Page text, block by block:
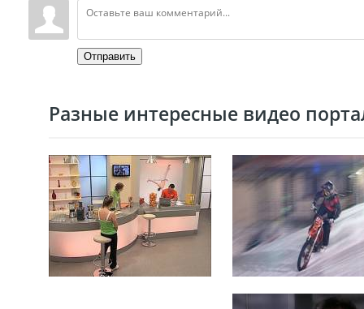
Отправить
Разные интересные видео